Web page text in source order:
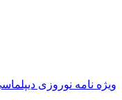
ویژه نامه نوروزی دیپلماسی